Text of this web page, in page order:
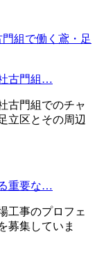
古門組…
古門組でのチャ
立区とその周辺
重要な…
工事のプロフェ
募集していま